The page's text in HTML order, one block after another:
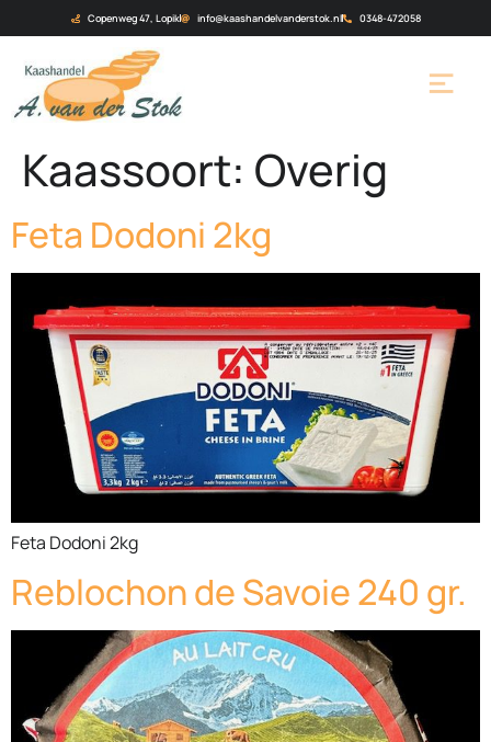
Copenweg 47, Lopik info@kaashandelvanderstok.nl 0348-472058
Kaassoort: Overig
Feta Dodoni 2kg
Feta Dodoni 2kg
Reblochon de Savoie 240 gr.